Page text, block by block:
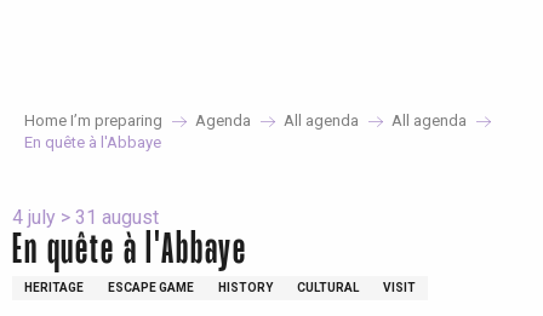
Home I’m preparing Agenda All agenda
All agenda
En quête à l'Abbaye
4 july > 31 august
En quête à l'Abbaye
HERITAGE ESCAPE GAME HISTORY CULTURAL VISIT